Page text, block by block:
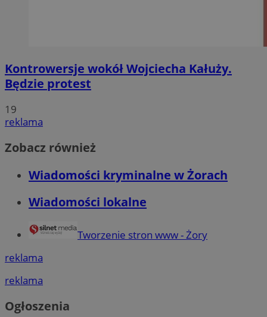
Kontrowersje wokół Wojciecha Kałuży.
Będzie protest
19
reklama
Zobacz również
Wiadomości kryminalne w Żorach
Wiadomości lokalne
Tworzenie stron www - Żory
reklama
reklama
Ogłoszenia